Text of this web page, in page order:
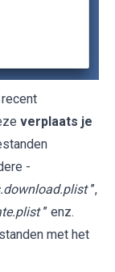
verplaats je
-
”,
” enz.
met het